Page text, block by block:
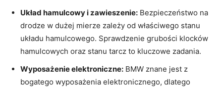
Układ hamulcowy i zawieszenie: ‌Bezpieczeństwo na
drodze w dużej ‍mierze zależy od właściwego stanu
układu‌ hamulcowego. Sprawdzenie grubości ⁣klocków
hamulcowych ‌oraz stanu ​tarcz to​ kluczowe⁢ zadania.
Wyposażenie elektroniczne: ⁤BMW znane jest z⁣
bogatego‍ wyposażenia elektronicznego, dlatego